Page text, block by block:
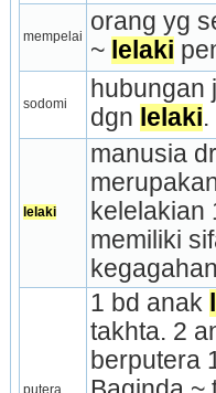
mempelai
orang yg
~ lelaki
sodomi
hubungan
dgn lelaki.
lelaki
manusia
kelelakian
memiliki
putera
1 bd anak
takhta. 2
berputera